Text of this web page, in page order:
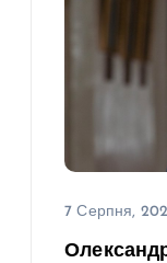
7 Серпня,